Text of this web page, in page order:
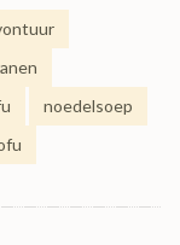
noedelsoep